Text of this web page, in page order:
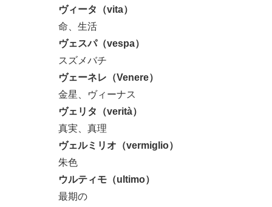
ヴィータ（vita）
命、生活
ヴェスパ（vespa）
スズメバチ
ヴェーネレ（Venere）
金星、ヴィーナス
ヴェリタ（verità）
真実、真理
ヴェルミリオ（vermiglio）
朱色
ウルティモ（ultimo）
最期の